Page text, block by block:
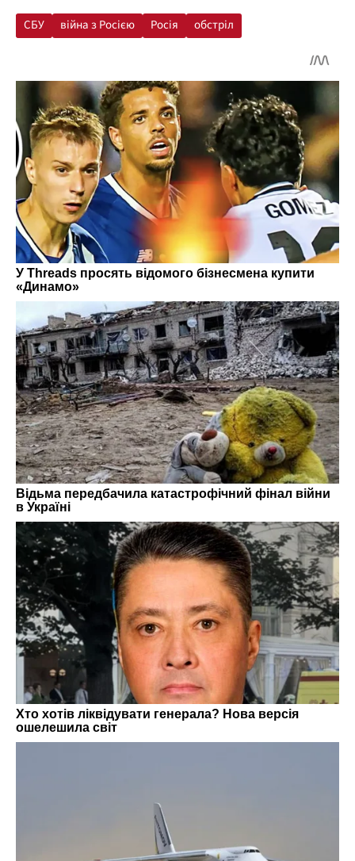
СБУ війна з Росією Росія обстріл